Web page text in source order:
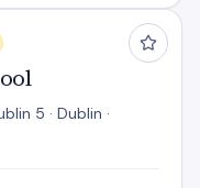
5 · Dublin ·